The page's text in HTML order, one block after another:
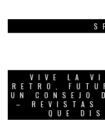
VIVE LA
RETRO,
UN CONSEJO
– REVISTAS
QUE